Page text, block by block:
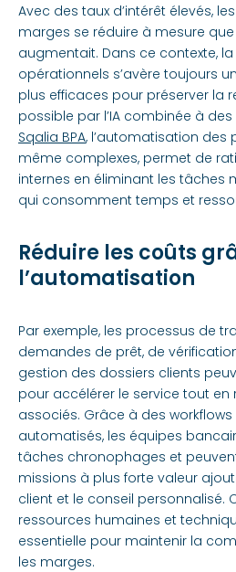
Avec des taux d’intérêt élevés,
marges se réduire à mesure
augmentait. Dans ce contexte,
opérationnels s’avère toujours
plus efficaces pour préserver la
possible par l’IA combinée à
Sqalia BPA, l’automatisation des
même complexes, permet de
internes en éliminant les tâches
qui consomment temps et
Réduire les coûts
l’automatisation
Par exemple, les processus de
demandes de prêt, de
gestion des dossiers clients
pour accélérer le service tout en
associés. Grâce à des
automatisés, les équipes
tâches chronophages et
missions à plus forte valeur
client et le conseil personnalisé.
ressources humaines et
essentielle pour maintenir la
les marges.